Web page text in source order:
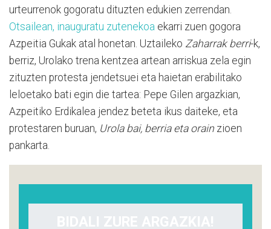
urteurrenok gogoratu dituzten edukien zerrendan.
Otsailean, inauguratu zutenekoa ekarri zuen gogora
Azpeitia Gukak atal honetan. Uztaileko Zaharrak berri-k,
berriz, Urolako trena kentzea artean arriskua zela egin
zituzten protesta jendetsuei eta haietan erabilitako
leloetako bati egin die tartea: Pepe Gilen argazkian,
Azpeitiko Erdikalea jendez beteta ikus daiteke, eta
protestaren buruan, Urola bai, berria eta orain zioen
pankarta.